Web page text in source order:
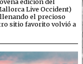
Live Occident)
el precioso
sitio favorito volvió a